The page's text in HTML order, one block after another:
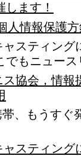
ます！
人情報保護
スティング
でもニュー
ス協会，情報
、もうすぐ
ャスティング